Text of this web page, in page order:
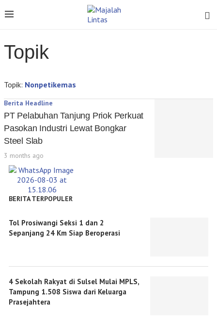
Topik
Topik: Nonpetikemas
Berita Headline
PT Pelabuhan Tanjung Priok Perkuat
Pasokan Industri Lewat Bongkar
Steel Slab
3 months ago
BERITA TERPOPULER
Tol Prosiwangi Seksi 1 dan 2
Sepanjang 24 Km Siap Beroperasi
4 Sekolah Rakyat di Sulsel Mulai MPLS,
Tampung 1.508 Siswa dari Keluarga
Prasejahtera